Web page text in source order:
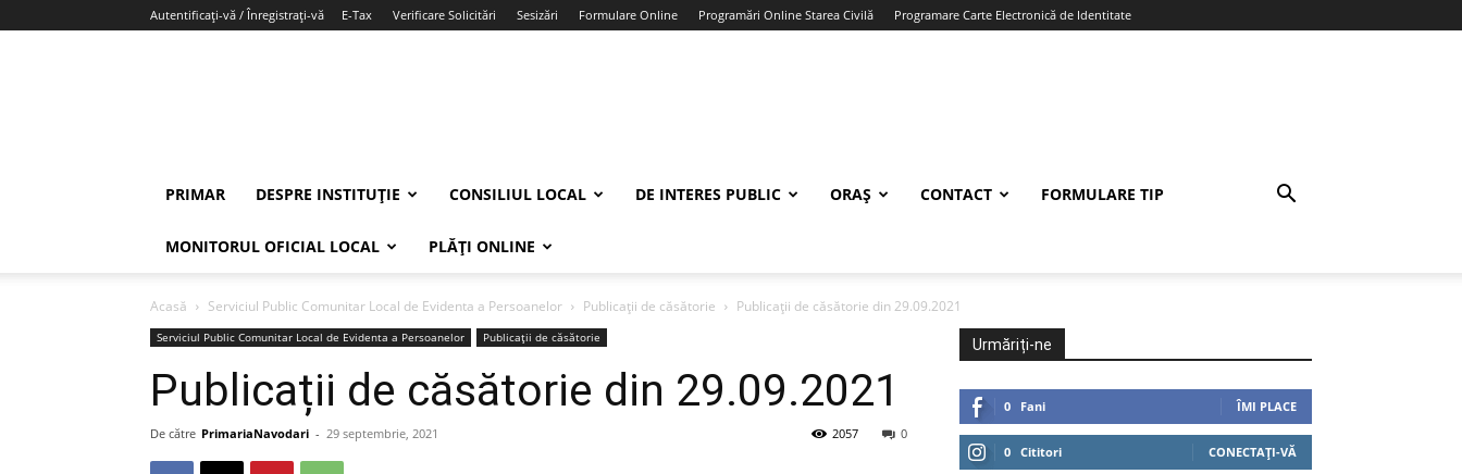
Autentificați-vă / Înregistrați-vă E-Tax Verificare Solicitări Sesizări Formulare Online Programări Online Starea Civilă Programare Carte Electronică de Identitate
PRIMAR DESPRE INSTITUȚIE CONSILIUL LOCAL DE INTERES PUBLIC ORAȘ CONTACT FORMULARE TIP
MONITORUL OFICIAL LOCAL PLĂȚI ONLINE
Acasă Serviciul Public Comunitar Local de Evidenta a Persoanelor Publicații de căsătorie Publicații de căsătorie din 29.09.2021
Serviciul Public Comunitar Local de Evidenta a Persoanelor Publicații de căsătorie
Publicații de căsătorie din 29.09.2021
De către PrimariaNavodari - 29 septembrie, 2021 0
2057
Urmăriți-ne
0 Fani ÎMI PLACE
0 Cititori CONECTAȚI-VĂ